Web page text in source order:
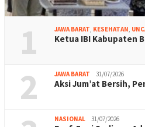
1 JAWA BARAT, KESEHATAN,
Ketua IBI Kabupaten
2 JAWA BARAT 31/07/2026
Aksi Jum’at Bersih,
NASIONAL 31/07/2026